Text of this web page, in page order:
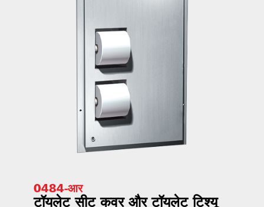
0484-आर
टॉयलेट सीट कवर और टॉयलेट टिश्यू